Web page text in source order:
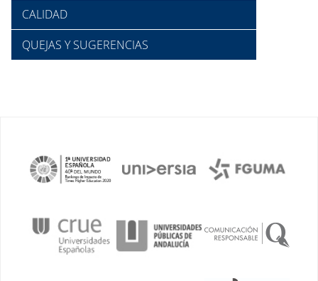
CALIDAD
QUEJAS Y SUGERENCIAS